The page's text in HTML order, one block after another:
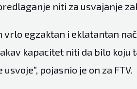
niti za usvajanje
vrlo egzaktan i eklatantan
kapacitet niti da bilo koju
pojasnio je on za FTV.